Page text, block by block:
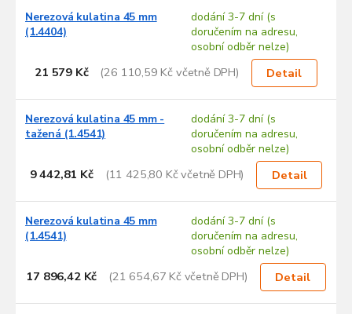
Nerezová kulatina 45 mm
(1.4404)
dodání 3-7 dní (s
doručením na adresu,
osobní odběr nelze)
21 579 Kč (26 110,59 Kč včetně DPH) Detail
Nerezová kulatina 45 mm -
tažená (1.4541)
dodání 3-7 dní (s
doručením na adresu,
osobní odběr nelze)
9 442,81 Kč (11 425,80 Kč včetně DPH) Detail
Nerezová kulatina 45 mm
(1.4541)
dodání 3-7 dní (s
doručením na adresu,
osobní odběr nelze)
17 896,42 Kč (21 654,67 Kč včetně DPH) Detail